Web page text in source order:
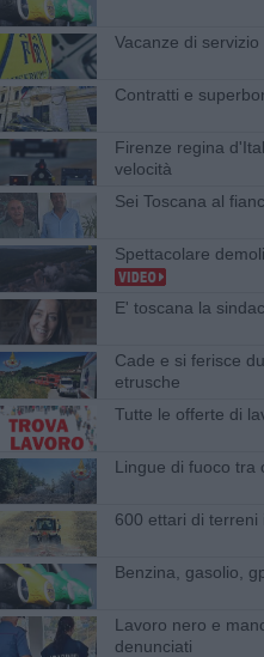
Vacanze di
Contratti e
Firenze regina
velocità
Sei Toscana al
Spettacolare
E' toscana la
Cade e si ferisce
etrusche
​Tutte le offerte di
Lingue di fuoco tra
600 ettari di terreni
​Benzina, gasolio,
Lavoro nero e
denunciati